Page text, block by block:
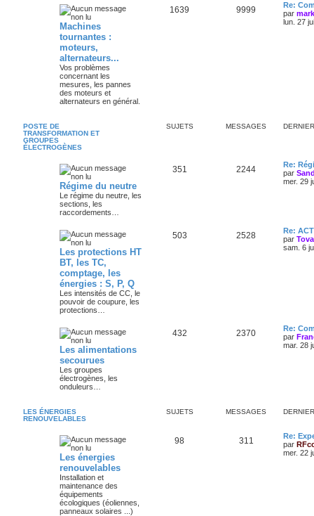
Machines
tournantes :
moteurs,
alternateurs...
Vos problèmes
concernant les
mesures, les pannes
des moteurs et
alternateurs en général.
1639 9999
Re:
par
lun. 27
POSTE DE
TRANSFORMATION ET
GROUPES
ÉLECTROGÈNES
SUJETS MESSAGES
Régime du neutre
Le régime du neutre, les
sections, les
raccordements…
351 2244
Re:
par
mer. 29
Les protections HT
BT, les TC,
comptage, les
énergies : S, P, Q
Les intensités de CC, le
pouvoir de coupure, les
protections…
503 2528
Re:
par
sam. 6
Les alimentations
secourues
Les groupes
électrogènes, les
onduleurs…
432 2370
Re:
par
mar. 28
LES ÉNERGIES
RENOUVELABLES
SUJETS MESSAGES
Les énergies
renouvelables
Installation et
maintenance des
équipements
écologiques (éoliennes,
panneaux solaires ...)
98 311
Re:
par
mer. 22